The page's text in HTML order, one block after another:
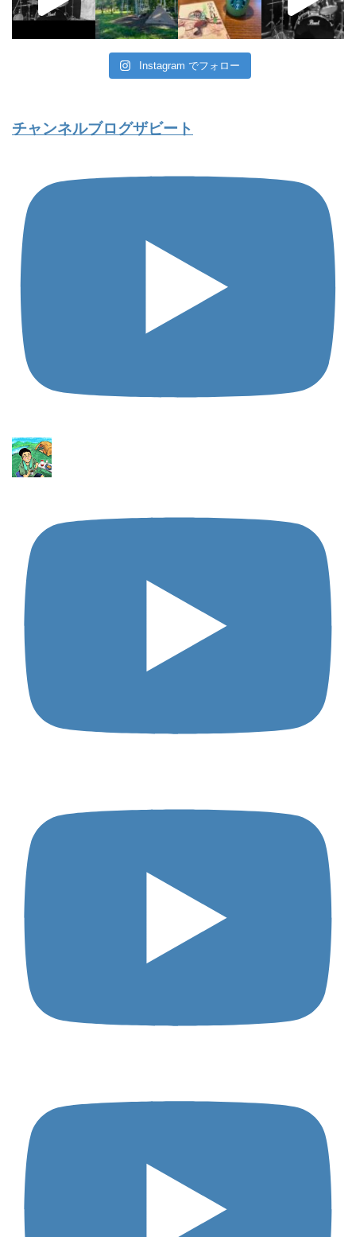
Instagram でフォロー
チャンネルブログザビート